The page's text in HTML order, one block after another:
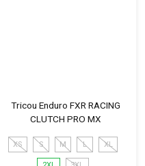
Tricou Enduro FXR RACING
CLUTCH PRO MX
XS S M L XL